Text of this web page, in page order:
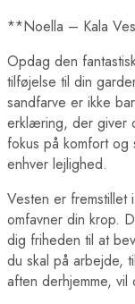
**Noella – Kala
Opdag den
tilføjelse til din
sandfarve er ikke
erklæring, der giver
fokus på komfort
enhver lejlighed.
Vesten er
omfavner din krop.
dig friheden til at
du skal på arbejde,
aften derhjemme,